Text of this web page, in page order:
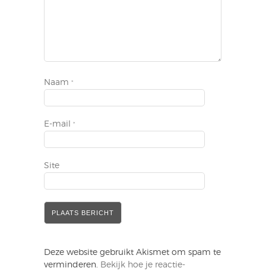
Naam *
E-mail *
Site
Deze website gebruikt Akismet om spam te
verminderen. Bekijk hoe je reactie-